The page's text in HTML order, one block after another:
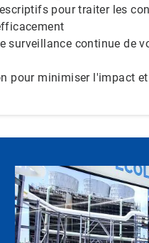
pour traiter les
surveillance continue de
pour minimiser l'impact